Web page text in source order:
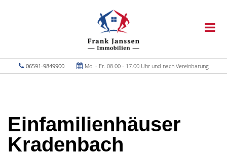
06591-9849900 Mo. - Fr. 08.00 - 17.00 Uhr und nach Vereinbarung
Einfamilienhäuser
Kradenbach